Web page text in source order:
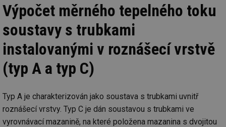
Výpočet měrného tepelného toku
soustavy s trubkami
instalovanými v roznášecí vrstvě
(typ A a typ C)
Typ A je charakterizován jako soustava s trubkami uvnitř
roznášecí vrstvy. Typ C je dán soustavou s trubkami ve
vyrovnávací mazanině, na které položena mazanina s dvojitou